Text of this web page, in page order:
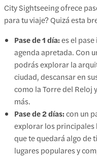
City Sightseeing ofrece
para tu viaje? Quizá esta
Pase de 1 día:es el
agenda apretada. Con
podrás explorar la
ciudad, descansar en
como la Torre del Reloj
más.
Pase de 2 días:con un
explorar los principales
que te quedará algo de
lugares populares y